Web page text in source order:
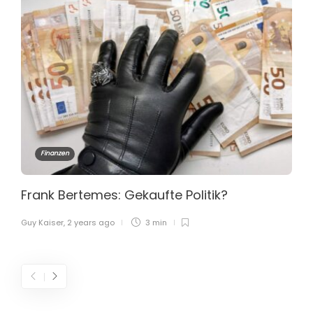
Finanzen
Frank Bertemes: Gekaufte Politik?
Guy Kaiser, 2 years ago 3 min